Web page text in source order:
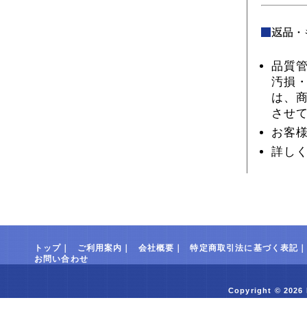
品質
汚損
は、
させ
お客
詳し
トップ ｜ ご利用案内 ｜ 会社概要 ｜ 特定商取引法に基づく表記 ｜
お問い合わせ
Copyright ©